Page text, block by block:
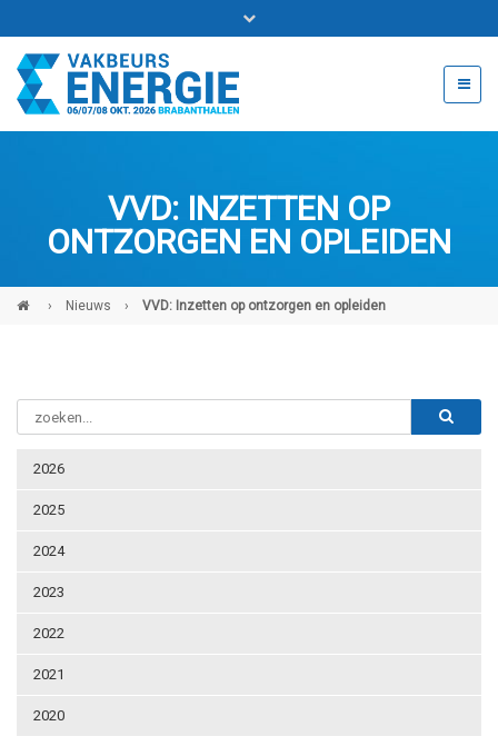
Bel ons voor info 0294 - 74 50 70
beurs@54events.nl
Exposanten login
VVD: INZETTEN OP
ONTZORGEN EN OPLEIDEN
› Nieuws › VVD: Inzetten op ontzorgen en opleiden
2026
2025
2024
2023
2022
2021
2020